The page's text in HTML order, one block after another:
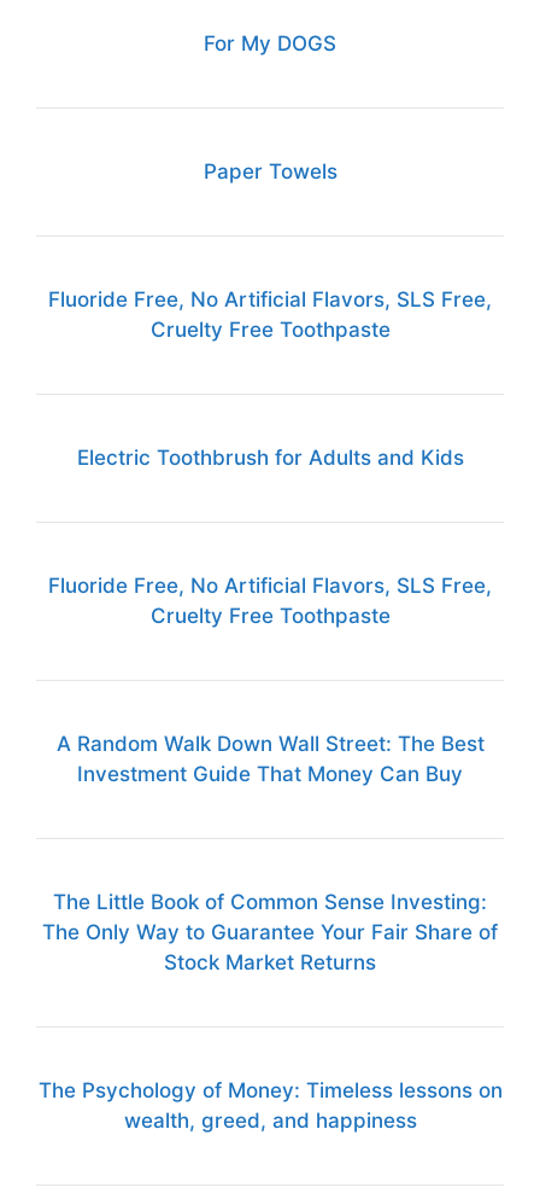
For My DOGS
Paper Towels
Fluoride Free, No Artificial Flavors, SLS Free,
Cruelty Free Toothpaste
Electric Toothbrush for Adults and Kids
Fluoride Free, No Artificial Flavors, SLS Free,
Cruelty Free Toothpaste
A Random Walk Down Wall Street: The Best
Investment Guide That Money Can Buy
The Little Book of Common Sense Investing:
The Only Way to Guarantee Your Fair Share of
Stock Market Returns
The Psychology of Money: Timeless lessons on
wealth, greed, and happiness